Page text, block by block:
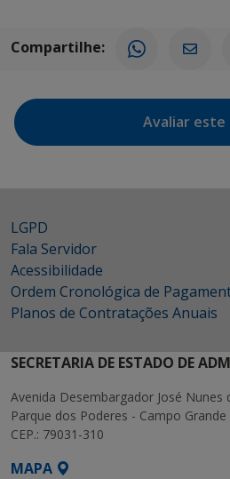
Compartilhe:
Avaliar este
LGPD
Fala Servidor
Acessibilidade
Ordem Cronológica de
Planos de Contratações Anuais
SECRETARIA DE ESTADO DE
Avenida Desembargador José Nunes
Parque dos Poderes - Campo
CEP.: 79031-310
MAPA